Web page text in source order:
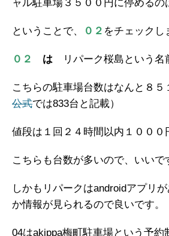
ャル駐車場３５００円に停めるの
ということで、 ０２ をチェックし
０２ は リパーク桜島という名
こちらの駐車場台数はなんと８
公式では833台と記載）
値段は１回２４時間以内１０００
こちらも台数が多いので、いいで
しかもリパークはandroidアプリ
か情報が見られるので良いです。
04はakippa梅町駐車場という予約